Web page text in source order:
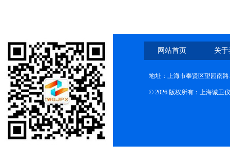
网站首页 关
地址：上海市奉贤区望园南路
© 2026 版权所有：上海诚卫